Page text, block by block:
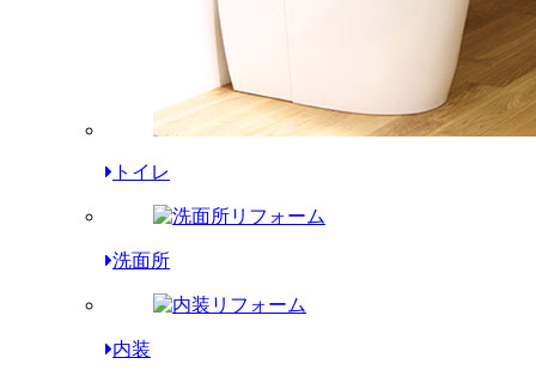
トイレ
洗面所
内装